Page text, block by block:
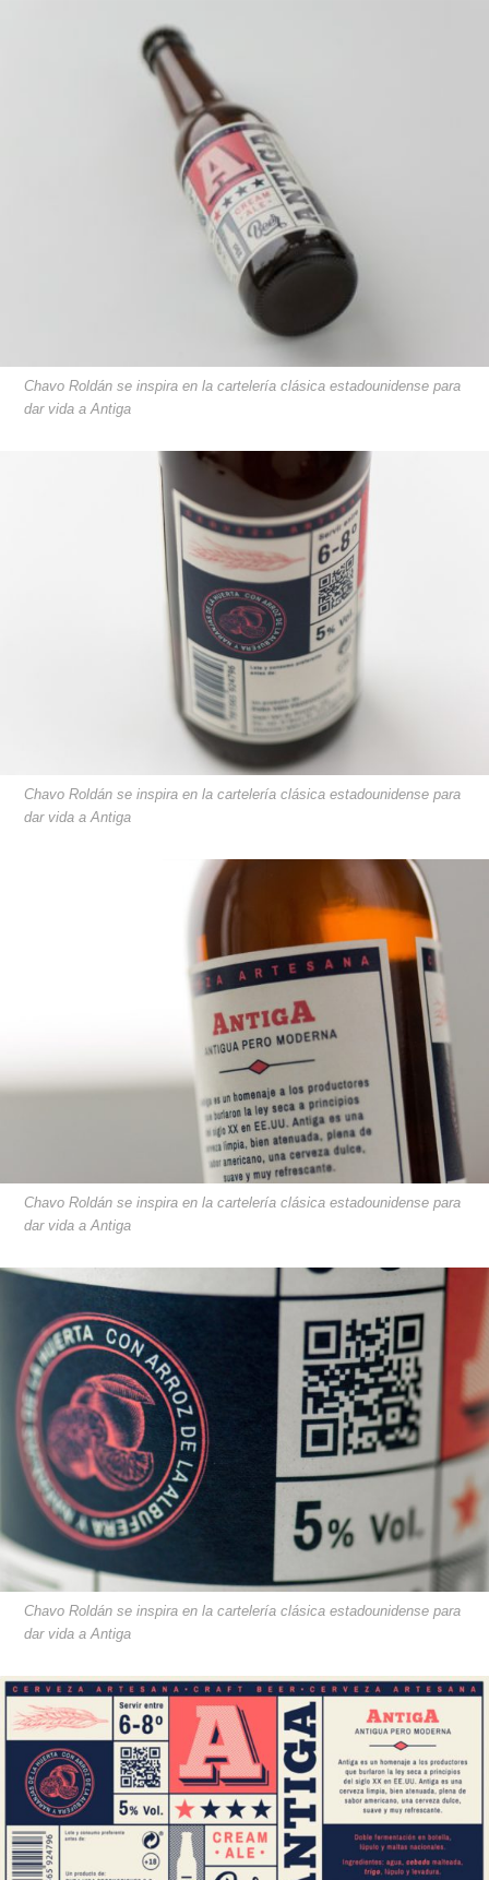
Chavo Roldán se inspira en la cartelería clásica estadounidense para
dar vida a Antiga
Chavo Roldán se inspira en la cartelería clásica estadounidense para
dar vida a Antiga
Chavo Roldán se inspira en la cartelería clásica estadounidense para
dar vida a Antiga
Chavo Roldán se inspira en la cartelería clásica estadounidense para
dar vida a Antiga